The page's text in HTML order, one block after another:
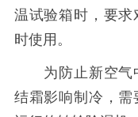
温试验箱时，要
时使用。
为防止新空气
结霜影响制冷，